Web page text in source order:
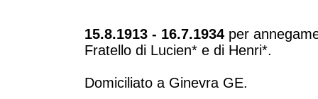
15.8.1913 - 16.7.1934 per
Fratello di Lucien* e di Henri*.
Domiciliato a Ginevra GE.